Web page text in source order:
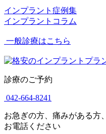
インプラント症例集
インプラントコラム
一般診療はこちら
診療のご予約
042-664-8241
お急ぎの方、痛みがある方
お電話ください